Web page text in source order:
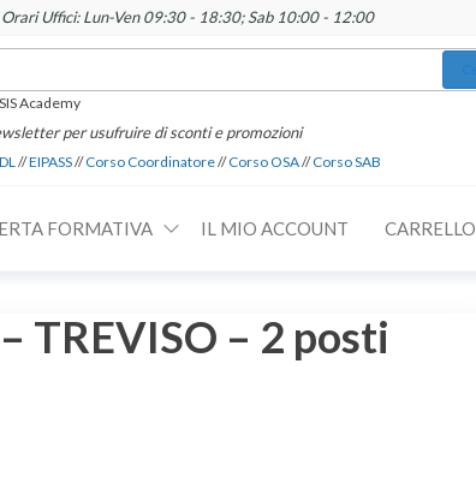
Orari Uffici: Lun-Ven 09:30 - 18:30; Sab 10:00 - 12:00
Academy
per usufruire di sconti e promozioni
//EIPASS//Corso Coordinatore//Corso OSA//Corso SAB
FORMATIVA IL MIO ACCOUNT CARRELLO
TREVISO – 2 posti